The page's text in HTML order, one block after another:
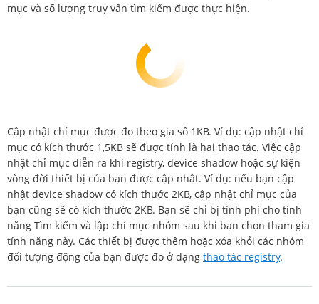
mục và số lượng truy vấn tìm kiếm được thực hiện.
Cập nhật chỉ mục được đo theo gia số 1KB. Ví dụ: cập nhật chỉ
mục có kích thước 1,5KB sẽ được tính là hai thao tác. Việc cập
nhật chỉ mục diễn ra khi registry, device shadow hoặc sự kiện
vòng đời thiết bị của bạn được cập nhật. Ví dụ: nếu bạn cập
nhật device shadow có kích thước 2KB, cập nhật chỉ mục của
bạn cũng sẽ có kích thước 2KB. Bạn sẽ chỉ bị tính phí cho tính
năng Tìm kiếm và lập chỉ mục nhóm sau khi bạn chọn tham gia
tính năng này. Các thiết bị được thêm hoặc xóa khỏi các nhóm
đối tượng động của bạn được đo ở dạng thao tác registry.